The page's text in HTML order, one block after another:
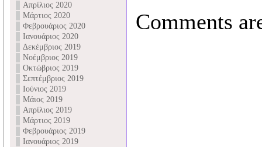
Απρίλιος 2020
Μάρτιος 2020
Φεβρουάριος 2020
Ιανουάριος 2020
Δεκέμβριος 2019
Νοέμβριος 2019
Οκτώβριος 2019
Σεπτέμβριος 2019
Ιούνιος 2019
Μάιος 2019
Απρίλιος 2019
Μάρτιος 2019
Φεβρουάριος 2019
Ιανουάριος 2019
Comments